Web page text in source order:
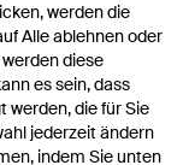
werden die
Alle ablehnen oder
diese
es sein, dass
werden, die für Sie
jederzeit ändern
indem Sie unten